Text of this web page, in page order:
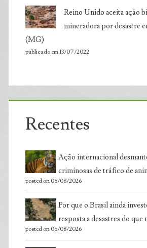
Reino Unido aceita ação
mineradora por desastre
(MG)
publicado em 13/07/2022
Recentes
Ação internacional
criminosas de tráfico de
posted on 06/08/2026
Por que o Brasil ainda
resposta a desastres do que
posted on 06/08/2026